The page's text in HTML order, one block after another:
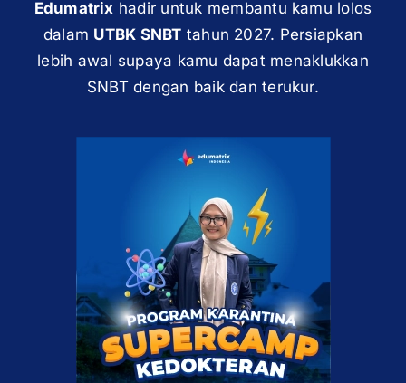
Edumatrix hadir untuk membantu kamu lolos
dalam UTBK SNBT tahun 2027. Persiapkan
lebih awal supaya kamu dapat menaklukkan
SNBT dengan baik dan terukur.